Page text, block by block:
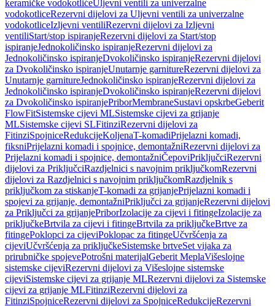
keramičke vodokotlićeUljevni ventili za univerzalne
vodokotliceRezervni dijelovi za Uljevni ventili za univerzalne
vodokotliceIzljevni ventiliRezervni dijelovi za Izljevni
ventiliStart/stop ispiranjeRezervni dijelovi za Start/stop
ispiranjeJednokoličinsko ispiranjeRezervni dijelovi za
Jednokoličinsko ispiranjeDvokoličinsko ispiranjeRezervni dijelovi
za Dvokoličinsko ispiranjeUnutarnje garnitureRezervni dijelovi za
Unutarnje garnitureJednokoličinsko ispiranjeRezervni dijelovi za
Jednokoličinsko ispiranjeDvokoličinsko ispiranjeRezervni dijelovi
za Dvokoličinsko ispiranjePriborMembraneSustavi opskrbeGeberit
FlowFitSistemske cijevi MLSistemske cijevi za grijanje
MLSistemske cijevi SLFitinziRezervni dijelovi za
FitinziSpojniceRedukcijeKoljenaT-komadiPrijelazni komadi,
fiksniPrijelazni komadi i spojnice, demontažniRezervni dijelovi za
Prijelazni komadi i spojnice, demontažniČepoviPriključciRezervni
dijelovi za PriključciRazdjelnici s navojnim priključkomRezervni
dijelovi za Razdjelnici s navojnim priključkomRazdjelnik s
priključkom za stiskanjeT-komadi za grijanjePrijelazni komadi i
spojevi za grijanje, demontažniPriključci za grijanjeRezervni dijelovi
za Priključci za grijanjePriborIzolacije za cijevi i fitingeIzolacije za
priključkeBrtvila za cijevi i fitingeBrtvila za priključkeBrtve za
fitingePoklopci za cijeviPoklopac za fitingeUčvršćenja za
cijeviUčvršćenja za priključkeSistemske brtveSet vijaka za
prirubničke spojevePotrošni materijalGeberit MeplaVišeslojne
sistemske cijeviRezervni dijelovi za Višeslojne sistemske
cijeviSistemske cijevi za grijanje MLRezervni dijelovi za Sistemske
cijevi za grijanje MLFitinziRezervni dijelovi za
FitinziSpojniceRezervni dijelovi za SpojniceRedukcijeRezervni